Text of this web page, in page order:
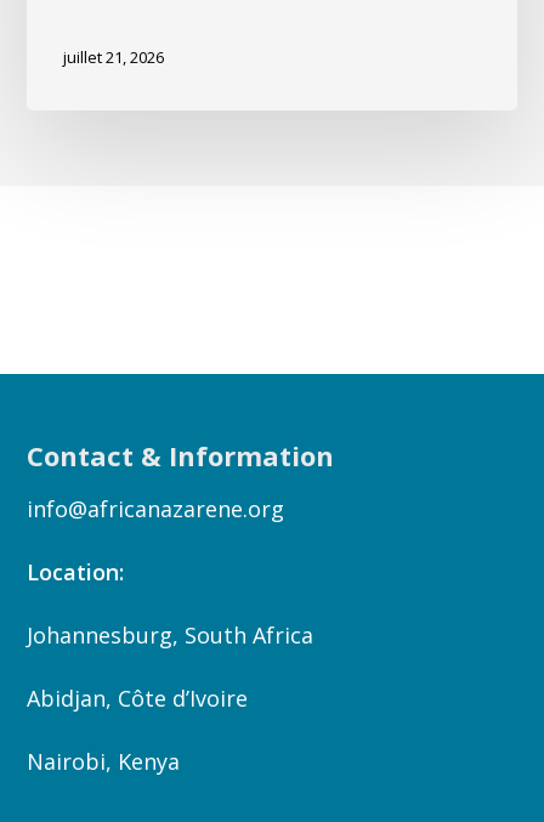
juillet 21, 2026
Contact & Information
info@africanazarene.org
Location:
Johannesburg, South Africa
Abidjan, Côte d’Ivoire
Nairobi, Kenya